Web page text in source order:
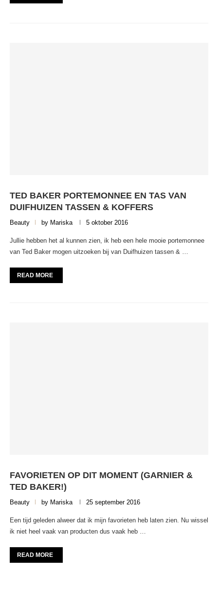
TED BAKER PORTEMONNEE EN TAS VAN
DUIFHUIZEN TASSEN & KOFFERS
Beauty by Mariska 5 oktober 2016
Jullie hebben het al kunnen zien, ik heb een hele mooie portemonnee
van Ted Baker mogen uitzoeken bij van Duifhuizen tassen & …
READ MORE
FAVORIETEN OP DIT MOMENT (GARNIER &
TED BAKER!)
Beauty by Mariska 25 september 2016
Een tijd geleden alweer dat ik mijn favorieten heb laten zien. Nu wissel
ik niet heel vaak van producten dus vaak heb …
READ MORE